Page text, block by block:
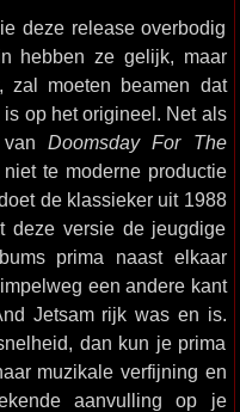
deze release overbodig
hebben ze gelijk, maar
zal moeten beamen dat
op het origineel. Net als
vanDoomsday For The
te moderne productie
de klassieker uit 1988
deze versie de jeugdige
prima naast elkaar
een andere kant
Jetsam rijk was en is.
dan kun je prima
muzikale verfijning en
aanvulling op je